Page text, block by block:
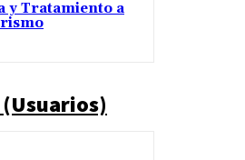
y Tratamiento a